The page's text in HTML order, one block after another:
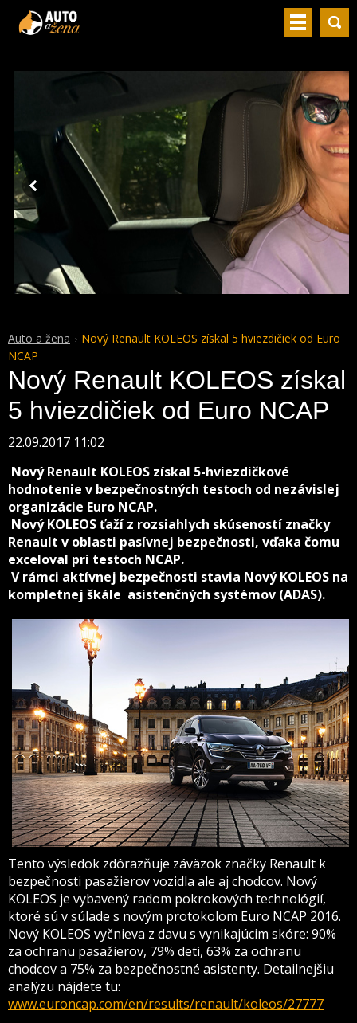
Auto a žena
Nový Renault KOLEOS získal 5 hviezdičiek od Euro
NCAP
Nový Renault KOLEOS získal
5 hviezdičiek od Euro NCAP
22.09.2017 11:02
Nový Renault KOLEOS získal 5-hviezdičkové
hodnotenie v bezpečnostných testoch od nezávislej
organizácie Euro NCAP.
Nový KOLEOS ťaží z rozsiahlych skúseností značky
Renault v oblasti pasívnej bezpečnosti, vďaka čomu
exceloval pri testoch NCAP.
V rámci aktívnej bezpečnosti stavia Nový KOLEOS na
kompletnej škále asistenčných systémov (ADAS).
Tento výsledok zdôrazňuje záväzok značky Renault k
bezpečnosti pasažierov vozidla ale aj chodcov. Nový
KOLEOS je vybavený radom pokrokových technológií,
ktoré sú v súlade s novým protokolom Euro NCAP 2016.
Nový KOLEOS vyčnieva z davu s vynikajúcim skóre: 90%
za ochranu pasažierov, 79% deti, 63% za ochranu
chodcov a 75% za bezpečnostné asistenty. Detailnejšiu
analýzu nájdete tu:
www.euroncap.com/en/results/renault/koleos/27777